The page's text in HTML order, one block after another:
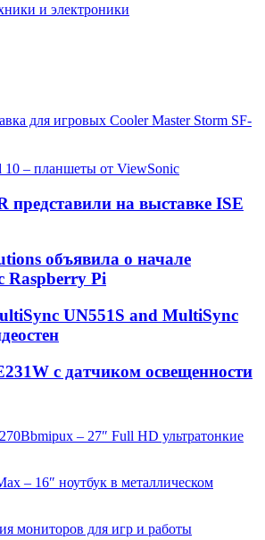
и электроники
для игровых Cooler Master Storm SF-
10 – планшеты от ViewSonic
представили на выставке ISE
объявила о начале
Raspberry Pi
UN551S and MultiSync
с датчиком освещенности
– 27″ Full HD ультратонкие
– 16″ ноутбук в металлическом
мониторов для игр и работы